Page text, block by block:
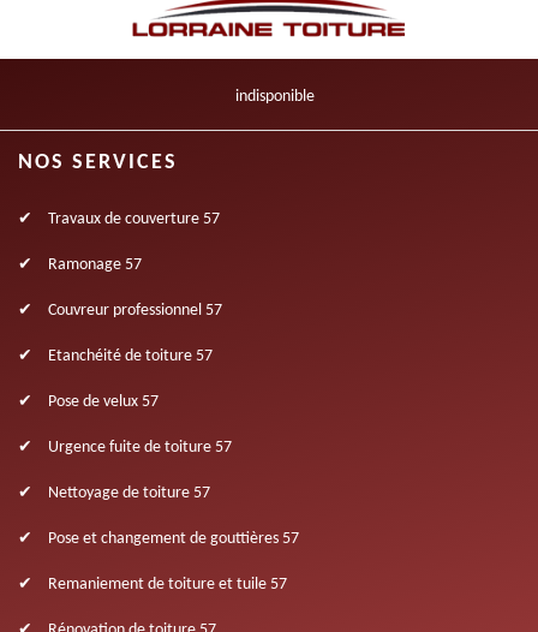
indisponible
NOS SERVICES
Travaux de couverture 57
Ramonage 57
Couvreur professionnel 57
Etanchéité de toiture 57
Pose de velux 57
Urgence fuite de toiture 57
Nettoyage de toiture 57
Pose et changement de gouttières 57
Remaniement de toiture et tuile 57